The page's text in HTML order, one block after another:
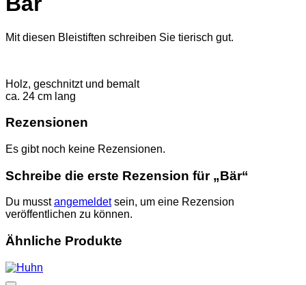
Mit diesen Bleistiften schreiben Sie tierisch gut.
Holz, geschnitzt und bemalt
ca. 24 cm lang
Rezensionen
Es gibt noch keine Rezensionen.
Schreibe die erste Rezension für „Bär“
Du musstangemeldetsein, um eine Rezension
veröffentlichen zu können.
Ähnliche Produkte